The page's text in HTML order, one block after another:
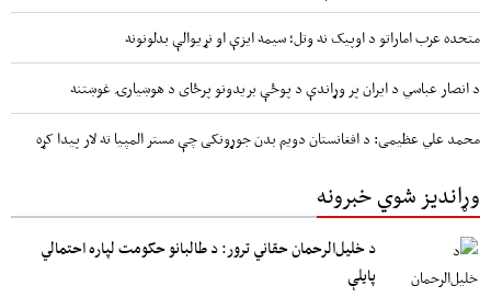
متحده عرب اماراتو د اوپیک نه وتل؛ سیمه ایزې او نړیوالې بدلونونه
د انصار عباسي د ایران پر وړاندې د پوځې بریدونو پرځای د هوښیارۍ غوښتنه
محمد علي عظیمی: د افغانستان دویم بدن جوړونکی چې مستر المپیا ته لار پیدا کړه
وړاندیز شوي خبرونه
د خلیل‌الرحمان حقاني ترور: د طالبانو حکومت لپاره احتمالي
پایلې